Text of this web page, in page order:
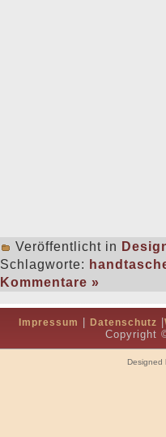
Veröffentlicht in
Schlagworte:
Kommentare »
Impressum Datenschutz
Copyright
Designed